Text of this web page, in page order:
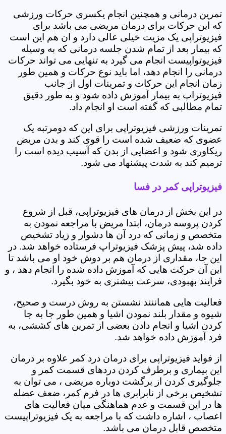
تمرین درمانی و همچنین انجام یکسری حرکات ورزشی
که این حرکات برای درمان مریضی می باشد برای
فیزیوتراپی یک مزیت خیلی عالی دارد و ان هم این است
که بیمار بعد از تمام شدن جلسه درمانی که به وسیله
فیزیوتواپیست انجام می گیرد به تنهایی می تواند حرکات
درمانی را انجام دهد، اما باید نوع حرکات و همین طور
زمان انجام این حرکات و تمرینات اول از جانب
فیزیوتراپ به بیمار آموزش داده شود و به طور دقیق
تمام مطالبی که گفته است او انجام داد.
تمرینات ورزشی فیزیوتراپی برای این که دومرتبه یک
عضوی که ضعیف شده است را قوی کند و بدن مریض
ریکاوری شود و اعضایی از بدن که آسیب دیده است را
ترمیم کند به شدت پیشنهاد می شود.
فیزیوتراپی کمر در فسا
در این بخش از درمان های فیزیوتراپی، قبل از شروع
کردن پروسه درمان، ابتدا مریض با مراجعه نمودن به
متخصص و زمانی که درد آن ها دشوار و زیاد تشخیص
داده شد، پیش پزشک فیزیوتراپ فرستاده خواهد شد. در
این جا، مقداری از درمان هم بر دوش خود او می باشد تا
این آن حرکت هایی که آموزش داده شده را انجام دهد ، و
فرایند بهبودی، سرعت بیشتری به خود بگیرد.
فعالیت هایی هماننند نشستن به روش درست و صحیح،
شیوه و مقدار بلند نمودن اشیا و همین طور جا به جا
کردن اشیا و انجام دادن بعضی از تمرین های کششی، به
فرد آموزش داده خواهد شد.
از فواید فیزیوتراپی برای درمان درد کمر علاوه بر درمان
این بیماری و برطرف کردن دردهای قسمت کمر و
جلوگیری کردن از برگشت دوباره مریضی ، می توان به
تشخیص برخی از نابرابری ها در فرم کمر، ضعف عضله
ها در این قسمت و عدم هماهنگی میان فعالیت های
اعصاب ، اشاره داشت که با مراجعه به یک فیزیوتراپیست
متخصص قابل درمان می باشد.